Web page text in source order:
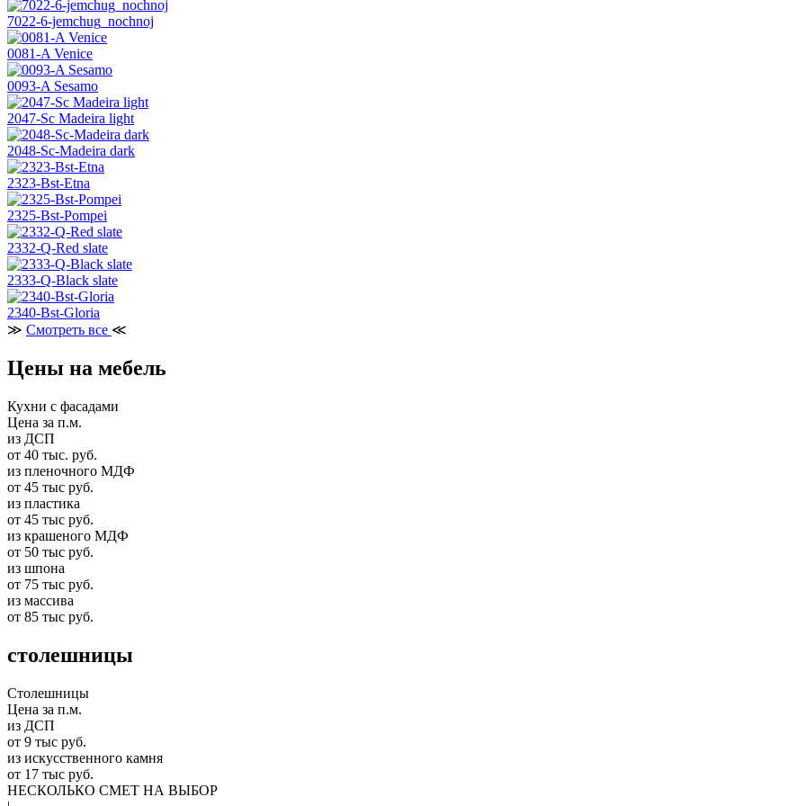
7022-6-jemchug_nochnoj
0081-A Venice
0093-A Sesamo
2047-Sc Madeira light
2048-Sc-Madeira dark
2323-Bst-Etna
2325-Bst-Pompei
2332-Q-Red slate
2333-Q-Black slate
2340-Bst-Gloria
≫ Смотреть все ≪
Цены на мебель
Кухни с фасадами
Цена за п.м.
из ДСП
от 40 тыс. руб.
из пленочного МДФ
от 45 тыс руб.
из пластика
от 45 тыс руб.
из крашеного МДФ
от 50 тыс руб.
из шпона
от 75 тыс руб.
из массива
от 85 тыс руб.
столешницы
Столешницы
Цена за п.м.
из ДСП
от 9 тыс руб.
из искусственного камня
от 17 тыс руб.
НЕСКОЛЬКО СМЕТ НА ВЫБОР